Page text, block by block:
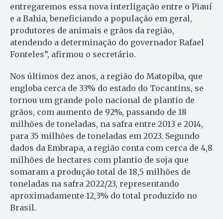
entregaremos essa nova interligação entre o Piauí
e a Bahia, beneficiando a população em geral,
produtores de animais e grãos da região,
atendendo a determinação do governador Rafael
Fonteles”, afirmou o secretário.
Nos últimos dez anos, a região do Matopiba, que
engloba cerca de 33% do estado do Tocantins, se
tornou um grande polo nacional de plantio de
grãos, com aumento de 92%, passando de 18
milhões de toneladas, na safra entre 2013 e 2014,
para 35 milhões de toneladas em 2023. Segundo
dados da Embrapa, a região conta com cerca de 4,8
milhões de hectares com plantio de soja que
somaram a produção total de 18,5 milhões de
toneladas na safra 2022/23, representando
aproximadamente 12,3% do total produzido no
Brasil.